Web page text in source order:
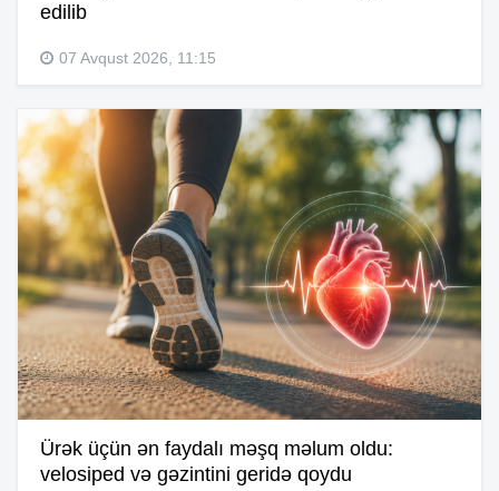
edilib
07 Avqust 2026, 11:15
Ürək üçün ən faydalı məşq məlum oldu:
velosiped və gəzintini geridə qoydu